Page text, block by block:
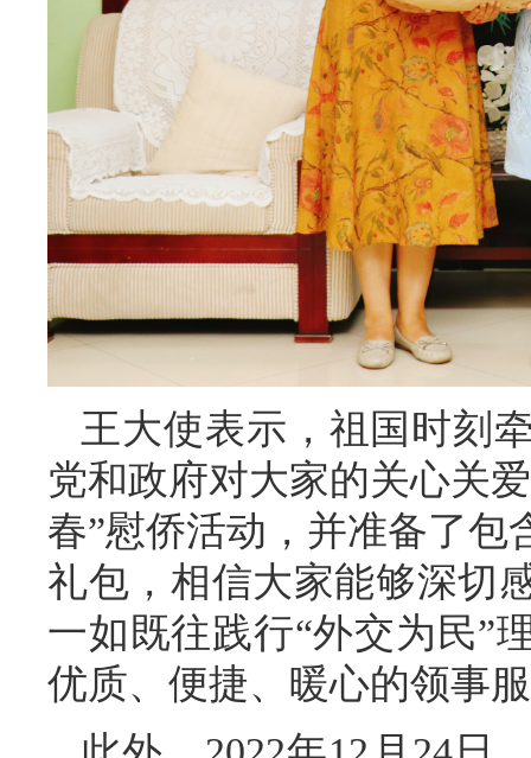
王大使表示，祖国时刻
党和政府对大家的关心关
春”慰侨活动，并准备了
礼包，相信大家能够深切
一如既往践行“外交为民”
优质、便捷、暖心的领事